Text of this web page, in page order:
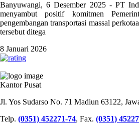
Banyuwangi, 6 Desember 2025 - PT
menyambut positif komitmen
pengembangan transportasi massal
tersebut ditega
8 Januari 2026
Kantor Pusat
Jl. Yos Sudarso No. 71 Madiun 63122,
Telp. (0351) 452271-74, Fax. (0351)